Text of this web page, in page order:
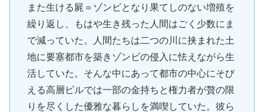
また生ける屍＝ゾンビとなり果てしのない増殖を
繰り返し、もはや生き残った人間はごく少数にま
で減っていた。人間たちは二つの川に挟まれた土
地に要塞都市を築きゾンビの侵入に怯えながら生
活していた。そんな中にあって都市の中心にそび
える高層ビルでは一部の金持ちと権力者が贅の限
りを尽くした優雅な暮らしを満喫していた。彼ら